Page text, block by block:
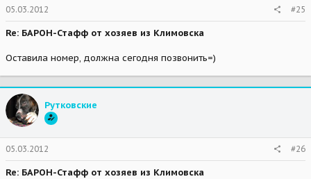
05.03.2012 #25
Re: БАРОН-Стафф от хозяев из Климовска
Оставила номер, должна сегодня позвонить=)
Рутковские
05.03.2012 #26
Re: БАРОН-Стафф от хозяев из Климовска